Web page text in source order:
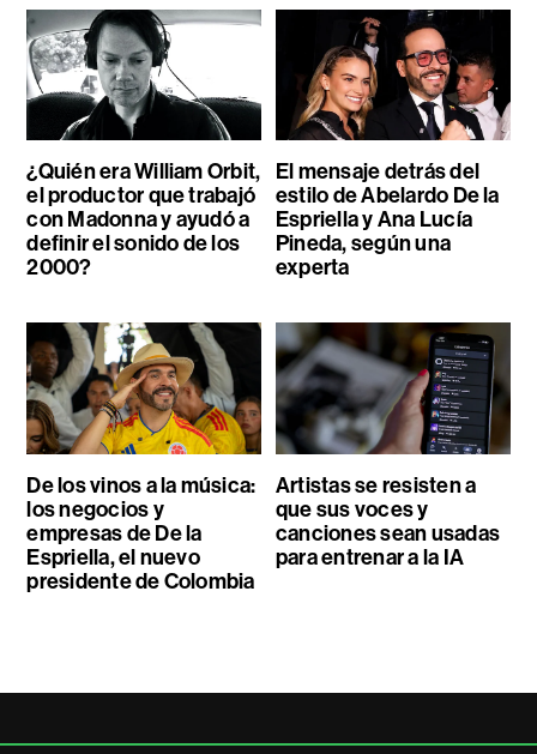
¿Quién era William Orbit,
el productor que trabajó
con Madonna y ayudó a
definir el sonido de los
2000?
El mensaje detrás del
estilo de Abelardo De la
Espriella y Ana Lucía
Pineda, según una
experta
De los vinos a la música:
los negocios y
empresas de De la
Espriella, el nuevo
presidente de Colombia
Artistas se resisten a
que sus voces y
canciones sean usadas
para entrenar a la IA